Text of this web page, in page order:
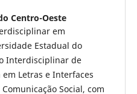
Centro-Oeste
em
Estadual do
Interdisciplinar de
em Letras e Interfaces
Social, com